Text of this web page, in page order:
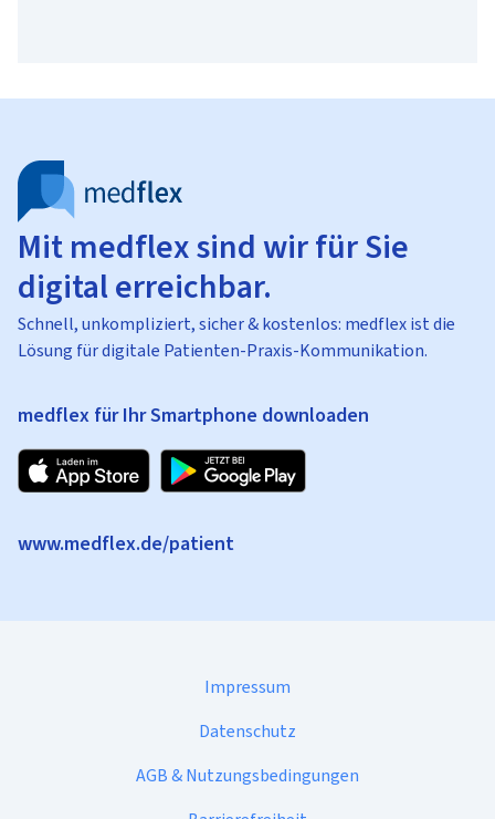
Mit medflex sind wir für Sie
digital erreichbar.
Schnell, unkompliziert, sicher & kostenlos: medflex ist die
Lösung für digitale Patienten-Praxis-Kommunikation.
medflex für Ihr Smartphone downloaden
www.medflex.de/patient
Impressum
Datenschutz
AGB & Nutzungsbedingungen